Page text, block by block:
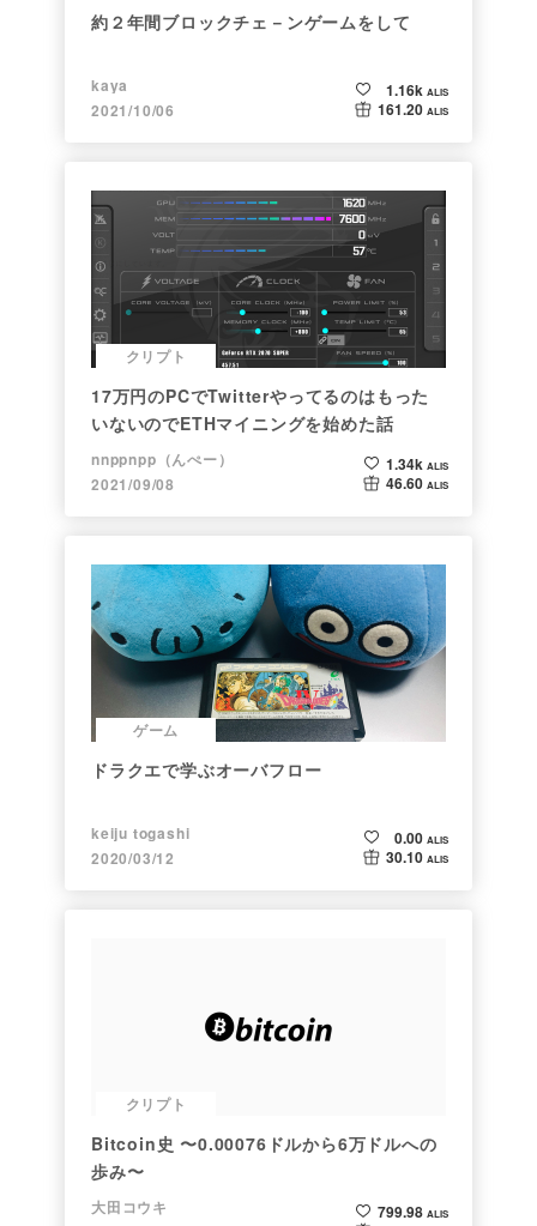
約２年間ブロックチェ－ンゲームをして
kaya
2021/10/06
1.16k ALIS
161.20 ALIS
クリプト
17万円のPCでTwitterやってるのはもった
いないのでETHマイニングを始めた話
nnppnpp（んぺー）
2021/09/08
1.34k ALIS
46.60 ALIS
ゲーム
ドラクエで学ぶオーバフロー
keiju togashi
2020/03/12
0.00 ALIS
30.10 ALIS
クリプト
Bitcoin史 〜0.00076ドルから6万ドルへの
歩み〜
大田コウキ
799.98 ALIS